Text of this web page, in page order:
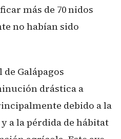
más de 70 nidos
no habían sido
Galápagos
drástica a
debido a la
a la pérdida de hábitat